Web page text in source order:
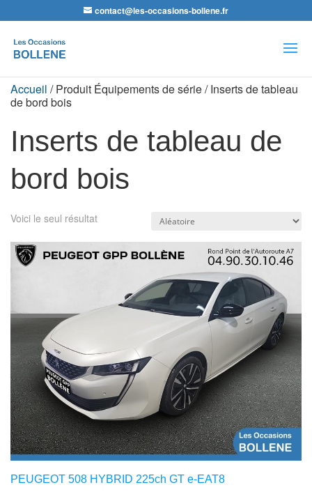
contact@les-occasions-bollene.fr
de
produits
Accueil / Produit Équipements de série / Inserts de tableau
de bord bois
Inserts de tableau de
bord bois
Voici le seul résultat
PEUGEOT 508 HYBRID 225ch GT e-EAT8